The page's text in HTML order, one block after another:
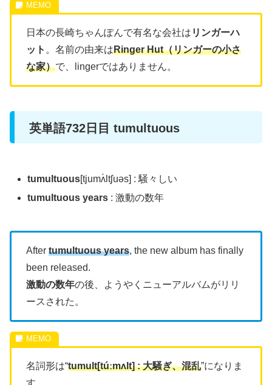
日本の長崎ちゃんぽんで有名な会社は リンガーハ
ット 。名前の由来はRinger Hut（リンガーの小さ
な家）で、lingerではありません。
英単語732日目 tumultuous
tumultuous[tjumʌ́ltʃuəs] : 騒々しい
tumultuous years : 激動の数年
After tumultuous years, the new album has finally
been released.
激動の数年の後、ようやくニューアルバムがリリ
ースされた。
名詞形は“tumult[túːmʌlt] : 大騒ぎ、混乱”になりま
す。